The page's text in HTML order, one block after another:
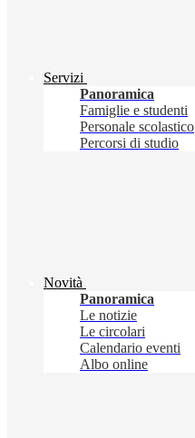
Servizi
Panoramica
Famiglie e studenti
Personale scolastico
Percorsi di studio
Novità
Panoramica
Le notizie
Le circolari
Calendario eventi
Albo online